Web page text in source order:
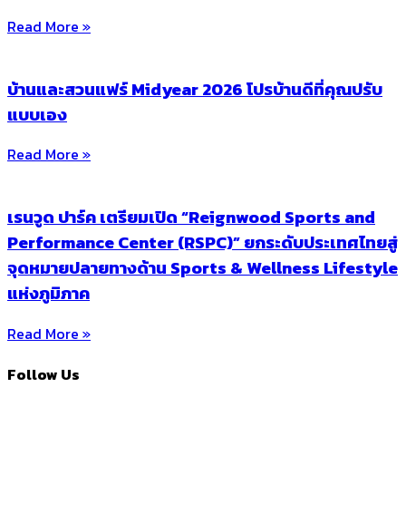
Read More »
บ้านและสวนแฟร์ Midyear 2026 โปรบ้านดีที่คุณปรับ
แบบเอง
Read More »
เรนวูด ปาร์ค เตรียมเปิด “Reignwood Sports and
Performance Center (RSPC)” ยกระดับประเทศไทยสู่
จุดหมายปลายทางด้าน Sports & Wellness Lifestyle
แห่งภูมิภาค
Read More »
Follow Us